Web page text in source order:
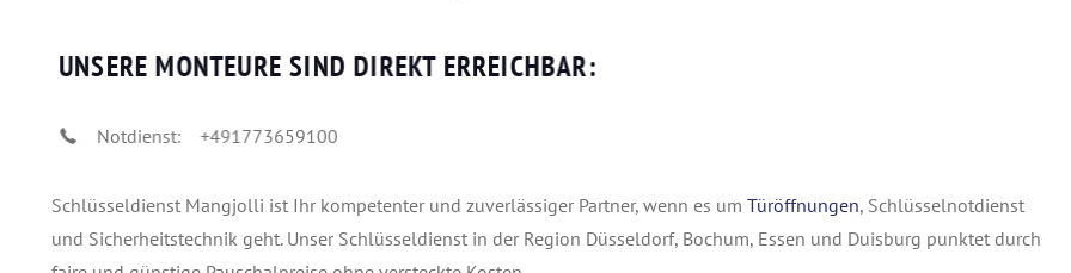
UNSERE MONTEURE SIND DIREKT ERREICHBAR:
Notdienst: +491773659100
Schlüsseldienst Mangjolli ist Ihr kompetenter und zuverlässiger Partner, wenn es um Türöffnungen, Schlüsselnotdienst
und Sicherheitstechnik geht. Unser Schlüsseldienst in der Region Düsseldorf, Bochum, Essen und Duisburg punktet durch